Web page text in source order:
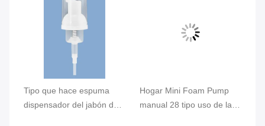
Tipo que hace espuma
dispensador del jabón de
Hogar Mini Foam Pump
manual 28 tipo uso de la